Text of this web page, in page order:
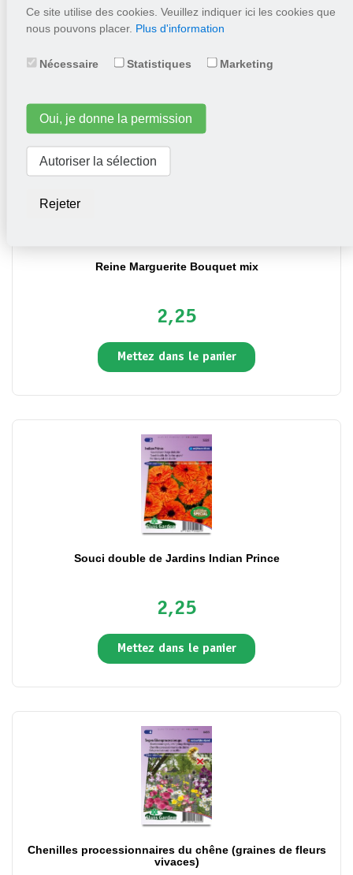
Ce site utilise des cookies. Veuillez indiquer ici les cookies que
nous pouvons placer. Plus d'information
Nécessaire Statistiques Marketing
Oui, je donne la permission
Autoriser la sélection
Rejeter
1,55
Mettez dans le panier
Reine Marguerite Bouquet mix
2,25
Mettez dans le panier
Souci double de Jardins Indian Prince
2,25
Mettez dans le panier
Chenilles processionnaires du chêne (graines de fleurs
vivaces)